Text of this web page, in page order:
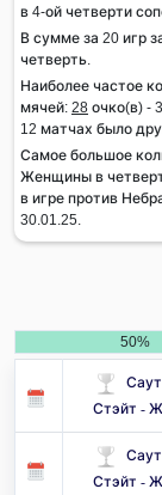
в 4-ой четверти
В сумме за 20 игр
четверть.
Наиболее частое
мячей: 28 очко(в) -
12 матчах было
Самое большое
Женщины в
в игре против
30.01.25.
50%
Стэйт -
Стэйт -